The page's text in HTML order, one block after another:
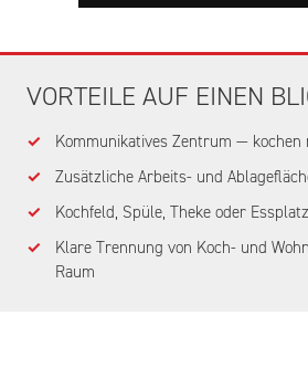
VORTEILE AUF EINEN
Kommunikatives Zentrum — kochen
Zusätzliche Arbeits- und
Kochfeld, Spüle, Theke oder
Klare Trennung von Koch- und
Raum